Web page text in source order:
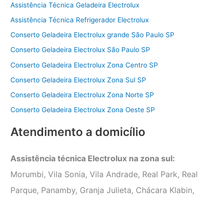
Assistência Técnica Geladeira Electrolux
Assistência Técnica Refrigerador Electrolux
Conserto Geladeira Electrolux grande São Paulo SP
Conserto Geladeira Electrolux São Paulo SP
Conserto Geladeira Electrolux Zona Centro SP
Conserto Geladeira Electrolux Zona Sul SP
Conserto Geladeira Electrolux Zona Norte SP
Conserto Geladeira Electrolux Zona Oeste SP
Atendimento a domicílio
Assistência técnica Electrolux na zona sul:
Morumbi, Vila Sonia, Vila Andrade, Real Park, Real
Parque, Panamby, Granja Julieta, Chácara Klabin,